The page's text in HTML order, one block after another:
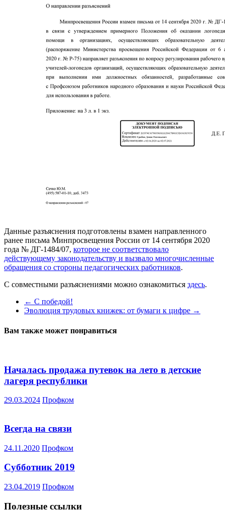
Данные разъяснения подготовлены взамен направленного
ранее письма Минпросвещения России от 14 сентября 2020
года № ДГ-1484/07, которое не соответствовало
действующему законодательству и вызвало многочисленные
обращения со стороны педагогических работников.
С совместными разъяснениями можно ознакомиться здесь.
← С победой!
Эволюция трудовых книжек: от бумаги к цифре →
Вам также может понравиться
Началась продажа путевок на лето в детские
лагеря республики
29.03.2024 Профком
Всегда на связи
24.11.2020 Профком
Субботник 2019
23.04.2019 Профком
Полезные ссылки